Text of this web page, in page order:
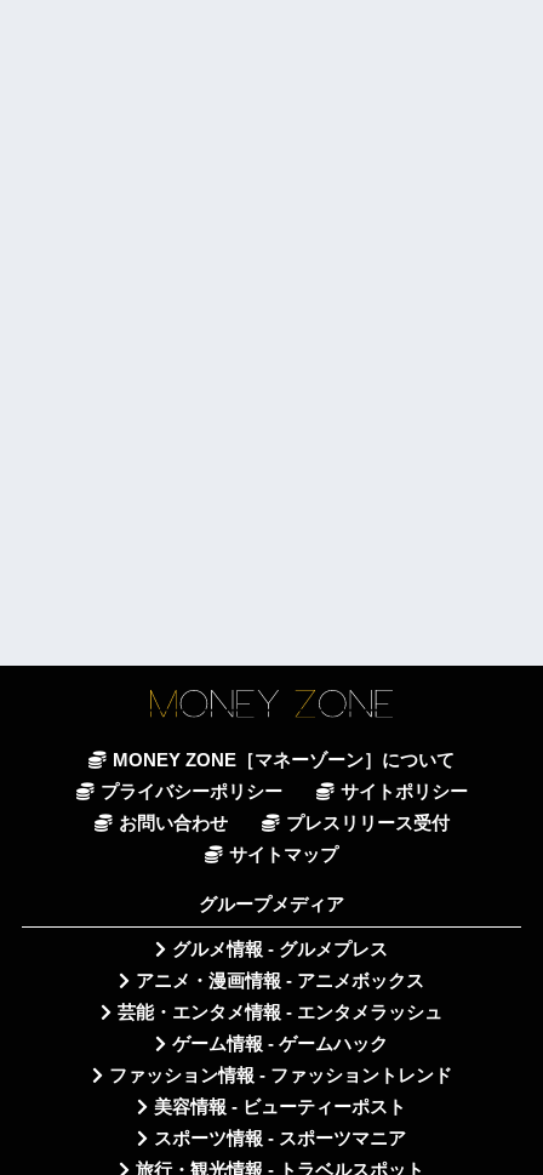
MONEY ZONE［マネーゾーン］について
プライバシーポリシー
サイトポリシー
お問い合わせ
プレスリリース受付
サイトマップ
グループメディア
グルメ情報 - グルメプレス
アニメ・漫画情報 - アニメボックス
芸能・エンタメ情報 - エンタメラッシュ
ゲーム情報 - ゲームハック
ファッション情報 - ファッショントレンド
美容情報 - ビューティーポスト
スポーツ情報 - スポーツマニア
旅行・観光情報 - トラベルスポット